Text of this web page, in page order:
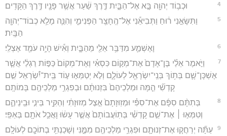
4 וּכְב֥וֹד יְהוָ֖ה בָּ֣א אֶל־הַבָּ֑יִת דֶּ֣רֶךְ שַׁ֔עַר אֲשֶׁ֥ר פָּנָ֖יו דֶּ֥רֶךְ הַקָּדִֽים׃
5
וַתִּשָּׂאֵ֣נִי ר֔וּחַ וַתְּבִיאֵ֕נִי אֶל־הֶֽחָצֵ֖ר הַפְּנִימִ֑י וְהִנֵּ֛ה מָלֵ֥א כְבוֹד־יְהוָ֖ה
הַבָּֽיִת׃
6 וָאֶשְׁמַ֛ע מִדַּבֵּ֥ר אֵלַ֖י מֵהַבָּ֑יִת וְאִ֕ישׁ הָיָ֥ה עֹמֵ֖ד אֶצְלִֽי׃
7
וַיֹּ֣אמֶר אֵלַ֗י בֶּן־אָדָם֙ אֶת־מְק֣וֹם כִּסְאִ֗י וְאֶת־מְקוֹם֙ כַּפּ֣וֹת רַגְלַ֔י אֲשֶׁ֧ר
אֶשְׁכָּן־שָׁ֛ם בְּת֥וֹךְ בְּנֵֽי־יִשְׂרָאֵ֖ל לְעוֹלָ֑ם וְלֹ֣א יְטַמְּא֣וּ ע֣וֹד בֵּֽית־יִ֠שְׂרָאֵל שֵׁ֣ם
קָדְשִׁ֞י הֵ֤מָּה וּמַלְכֵיהֶם֙ בִּזְנוּתָ֔ם וּבְפִגְרֵ֥י מַלְכֵיהֶ֖ם בָּמוֹתָֽם׃
8
בְּתִתָּ֨ם סִפָּ֜ם אֶת־סִפִּ֗י וּמְזֽוּזָתָם֙ אֵ֣צֶל מְזוּזָתִ֔י וְהַקִּ֖יר בֵּינִ֣י וּבֵֽינֵיהֶ֑ם
וְטִמְּא֣וּ ׀ אֶת־שֵׁ֣ם קָדְשִׁ֗י בְּתֽוֹעֲבוֹתָם֙ אֲשֶׁ֣ר עָשׂ֔וּ וָאֲכַ֥ל אֹתָ֖ם בְּאַפִּֽי׃
9 עַתָּ֞ה יְרַחֲק֧וּ אֶת־זְנוּתָ֛ם וּפִגְרֵ֥י מַלְכֵיהֶ֖ם מִמֶּ֑נִּי וְשָׁכַנְתִּ֥י בְתוֹכָ֖ם לְעוֹלָֽם׃